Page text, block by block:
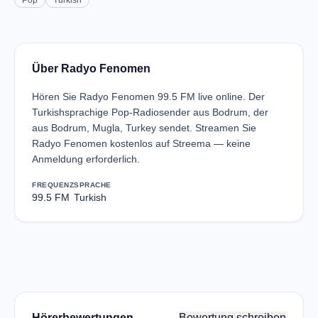
Über Radyo Fenomen
Hören Sie Radyo Fenomen 99.5 FM live online. Der
Turkishsprachige Pop-Radiosender aus Bodrum, der
aus Bodrum, Mugla, Turkey sendet. Streamen Sie
Radyo Fenomen kostenlos auf Streema — keine
Anmeldung erforderlich.
FREQUENZ
99.5 FM
SPRACHE
Turkish